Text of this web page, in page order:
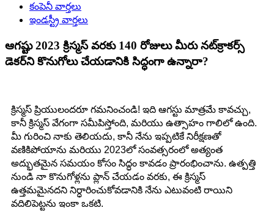
కంపెనీ వార్తలు
ఇండస్ట్రీ వార్తలు
ఆగష్టు 2023 క్రిస్మస్ వరకు 140 రోజులు మీరు నట్‌క్రాకర్స్
డెకర్‌ని కొనుగోలు చేయడానికి సిద్ధంగా ఉన్నారా?
క్రిస్మస్ ప్రియులందరూ గమనించండి! ఇది ఆగస్టు మాత్రమే కావచ్చు,
కానీ క్రిస్మస్ వేగంగా సమీపిస్తోంది, మరియు ఉత్సాహం గాలిలో ఉంది.
మీ గురించి నాకు తెలియదు, కానీ నేను ఇప్పటికే నిరీక్షణతో
వణికిపోయాను మరియు 2023లో సంవత్సరంలో అత్యంత
అద్భుతమైన సమయం కోసం సిద్ధం కావడం ప్రారంభించాను. ఉత్పత్తి
నుండి నా కొనుగోళ్లను ప్లాన్ చేయడం వరకు, ఈ క్రిస్మస్
ఉత్తమమైనదని నిర్ధారించుకోవడానికి నేను ఎటువంటి రాయిని
వదిలిపెట్టను ఇంకా ఒకటి.